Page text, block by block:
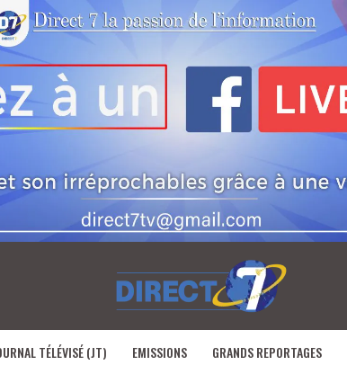
TÉLÉVISÉ (JT) EMISSIONS GRANDS REPORTAGES